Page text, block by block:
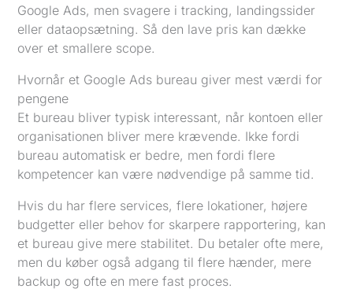
Google Ads, men svagere i tracking, landingssider
eller dataopsætning. Så den lave pris kan dække
over et smallere scope.
Hvornår et Google Ads bureau giver mest værdi for
pengene
Et bureau bliver typisk interessant, når kontoen eller
organisationen bliver mere krævende. Ikke fordi
bureau automatisk er bedre, men fordi flere
kompetencer kan være nødvendige på samme tid.
Hvis du har flere services, flere lokationer, højere
budgetter eller behov for skarpere rapportering, kan
et bureau give mere stabilitet. Du betaler ofte mere,
men du køber også adgang til flere hænder, mere
backup og ofte en mere fast proces.